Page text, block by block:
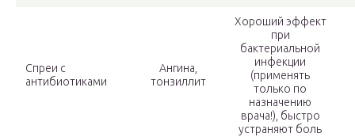
Спреи с
антибиотиками
Ангина,
тонзиллит
Хороший эффект
при
бактериальной
инфекции
(применять
только по
назначению
врача!), быстро
устраняют боль